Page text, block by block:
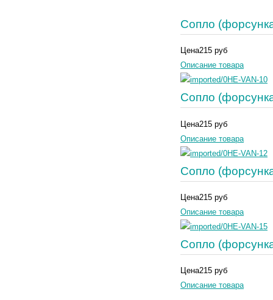
Сопло
Цена215 руб
Описание товара
Сопло
Цена215 руб
Описание товара
Сопло
Цена215 руб
Описание товара
Сопло
Цена215 руб
Описание товара